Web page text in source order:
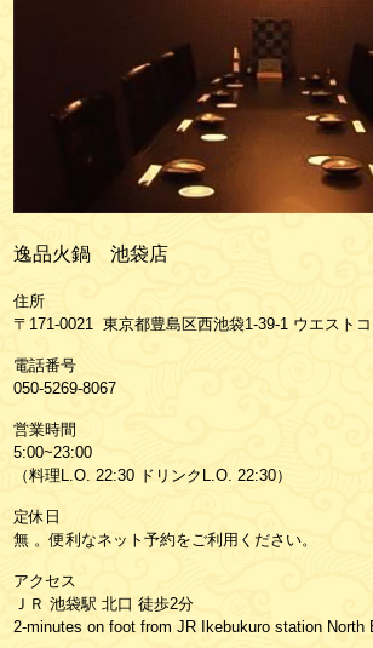
逸品火鍋 池袋店
住所
〒171-0021 東京都豊島区西池袋1-39-1 ウエスト
電話番号
050-5269-8067
営業時間
5:00~23:00
（料理L.O. 22:30 ドリンクL.O. 22:30）
定休日
無 。便利なネット予約をご利用ください。
アクセス
ＪＲ 池袋駅 北口 徒歩2分
2-minutes on foot from JR Ikebukuro station North